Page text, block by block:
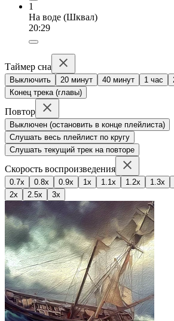
1
На воде (Шквал)
20:29
Таймер сна
Выключить 20 минут 40 минут 1 час
Конец трека (главы)
Повтор
Выключен (остановить в конце плейлиста)
Слушать весь плейлист по кругу
Слушать текущий трек на повторе
Скорость воспроизведения
0.7x 0.8x 0.9x 1x 1.1x 1.2x 1.3x
2x
2.5x 3x